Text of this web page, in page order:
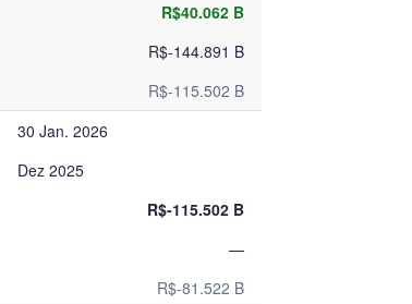
R$40.062 B
R$-144.891 B
R$-115.502 B
30 Jan. 2026
Dez 2025
R$-115.502 B
—
R$-81.522 B